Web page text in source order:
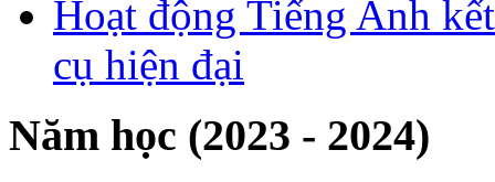
Hoạt động Tiếng Anh
cụ hiện đại
Năm học (2023 - 2024)